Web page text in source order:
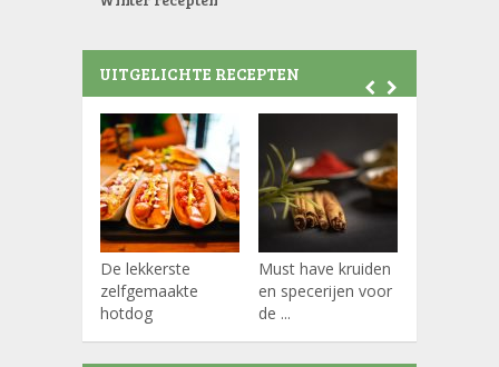
UITGELICHTE RECEPTEN
De lekkerste
zelfgemaakte
hotdog
Must have kruiden
en specerijen voor
de ...